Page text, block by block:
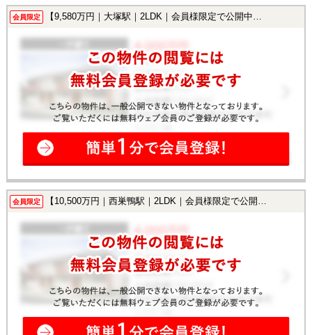
会員限定 【9,580万円｜大塚駅｜2LDK｜会員様限定で公開中！】
会員限定 【10,500万円｜西巣鴨駅｜2LDK｜会員様限定で公開中！】